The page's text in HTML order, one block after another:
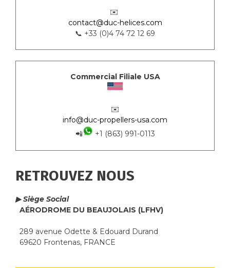
✉️
contact@duc-helices.com
📞 +33 (0)4 74 72 12 69
Commercial Filiale USA
✉️
info@duc-propellers-usa.com
📲
+1 (863) 991-0113
RETROUVEZ NOUS
▶ Siège Social
AÉRODROME DU BEAUJOLAIS (LFHV)
289 avenue Odette & Edouard Durand
69620 Frontenas, FRANCE